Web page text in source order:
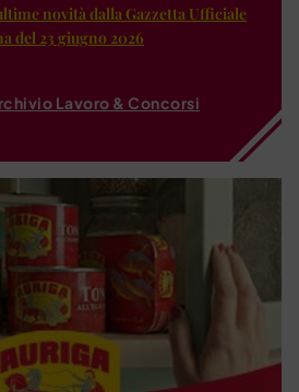
novità dalla Gazzetta Ufficiale
del 23 giugno 2026
Lavoro & Concorsi